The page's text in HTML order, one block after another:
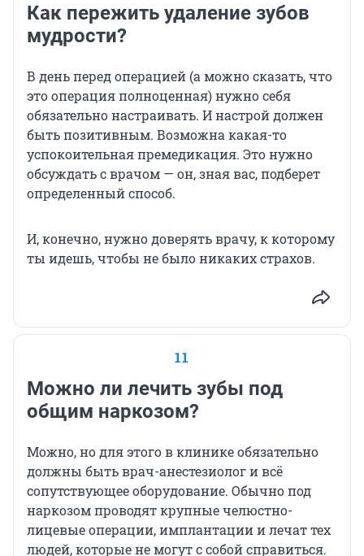
Как пережить удаление зубов
мудрости?
В день перед операцией (а можно сказать, что
это операция полноценная) нужно себя
обязательно настраивать. И настрой должен
быть позитивным. Возможна какая-то
успокоительная премедикация. Это нужно
обсуждать с врачом — он, зная вас, подберет
определенный способ.
И, конечно, нужно доверять врачу, к которому
ты идешь, чтобы не было никаких страхов.
11
Можно ли лечить зубы под
общим наркозом?
Можно, но для этого в клинике обязательно
должны быть врач-анестезиолог и всё
сопутствующее оборудование. Обычно под
наркозом проводят крупные челюстно-
лицевые операции, имплантации и лечат тех
людей, которые не могут с собой справиться.